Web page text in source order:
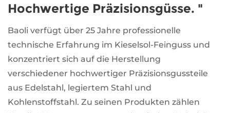
Hochwertige Präzisionsgüsse. "
Baoli verfügt über 25 Jahre professionelle
technische Erfahrung im Kieselsol-Feinguss und
konzentriert sich auf die Herstellung
verschiedener hochwertiger Präzisionsgussteile
aus Edelstahl, legiertem Stahl und
Kohlenstoffstahl. Zu seinen Produkten zählen